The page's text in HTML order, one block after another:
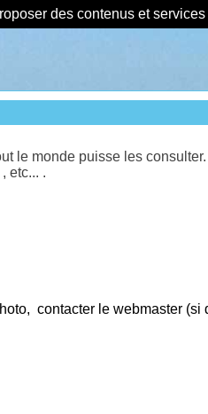
des contenus et services
le monde puisse les
etc... .
contacter le webmaster